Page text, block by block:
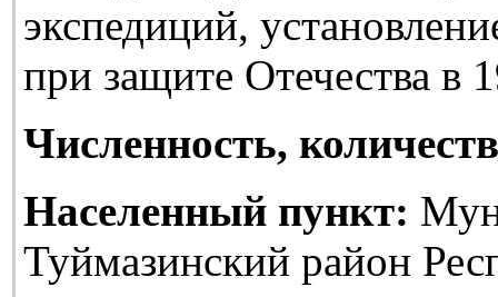
экспедиций,
при защите Отечества в
Численность,
Населенный пункт:
Туймазинский район